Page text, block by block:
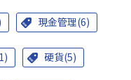
現金管理(6)
硬貨(5)